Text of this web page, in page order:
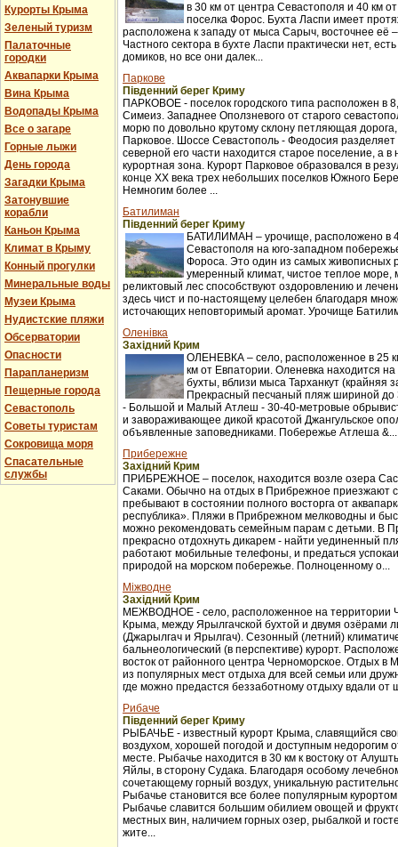
Курорты Крыма
Зеленый туризм
Палаточные
городки
Аквапарки Крыма
Вина Крыма
Водопады Крыма
Все о загаре
Горные лыжи
День города
Загадки Крыма
Затонувшие
корабли
Каньон Крыма
Климат в Крыму
Конный прогулки
Минеральные воды
Музеи Крыма
Нудистские пляжи
Обсерватории
Опасности
Парапланеризм
Пещерные города
Севастополь
Советы туристам
Сокровища моря
Спасательные
службы
в 30 км от центра Севастополя и 40 км
поселка Форос. Бухта Ласпи имеет
расположена к западу от мыса Сарыч, восточнее её
Частного сектора в бухте Ласпи практически нет,
домиков, но все они далек...
Паркове
Південний берег Криму
ПАРКОВОЕ - поселок городского типа расположен в
Симеиз. Западнее Оползневого от старого
морю по довольно крутому склону петляющая
Парковое. Шоссе Севастополь - Феодосия разделяет
северной его части находится старое поселение, а
курортная зона. Курорт Парковое образовался в
конце XX века трех небольших поселков Южного
Немногим более ...
Батилиман
Південний берег Криму
БАТИЛИМАН – урочище, расположено в
Севастополя на юго-западном
Фороса. Это один из самых живописных
умеренный климат, чистое теплое
реликтовый лес способствуют оздоровлению и
здесь чист и по-настоящему целебен благодаря
источающих неповторимый аромат. Урочище
Оленівка
Західний Крим
ОЛЕНЕВКА – село, расположенное в 25
км от Евпатории. Оленевка находится
бухты, вблизи мыса Тарханкут (крайняя
Прекрасный песчаный пляж шириной до
- Большой и Малый Атлеш - 30-40-метровые
и завораживающее дикой красотой Джангульское
объявленные заповедниками. Побережье Атлеша &...
Прибережне
Західний Крим
ПРИБРЕЖНОЕ – поселок, находится возле озера
Саками. Обычно на отдых в Прибрежное приезжают
пребывают в состоянии полного восторга от
республика». Пляжи в Прибрежном мелководны и
можно рекомендовать семейным парам с детьми. В
прекрасно отдохнуть дикарем - найти уединенный
работают мобильные телефоны, и предаться
природой на морском побережье. Полноценному о...
Міжводне
Західний Крим
МЕЖВОДНОЕ - село, расположенное на территории
Крыма, между Ярылгачской бухтой и двумя озёрами
(Джарылгач и Ярылгач). Сезонный (летний)
бальнеологический (в перспективе) курорт.
восток от районного центра Черноморское. Отдых в
из популярных мест отдыха для всей семьи или
где можно предастся беззаботному отдыху вдали от
Рибаче
Південний берег Криму
РЫБАЧЬЕ - известный курорт Крыма, славящийся
воздухом, хорошей погодой и доступным недорогим
месте. Рыбачье находится в 30 км к востоку от
Яйлы, в сторону Судака. Благодаря особому
сочетающему горный воздух, уникальную
Рыбачье становится все более популярным
Рыбачье славится большим обилием овощей и
местных вин, наличием горных озер, рыбалкой и
жите...